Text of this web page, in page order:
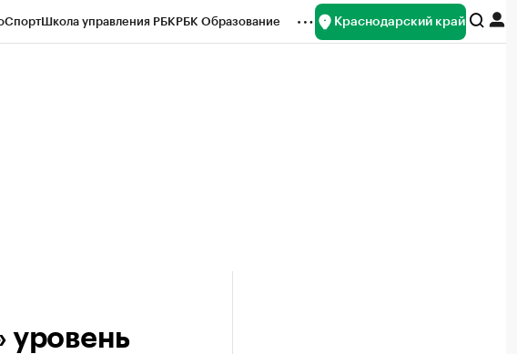
СпортШкола управления РБКРБК Образование Краснодарский край
уровень